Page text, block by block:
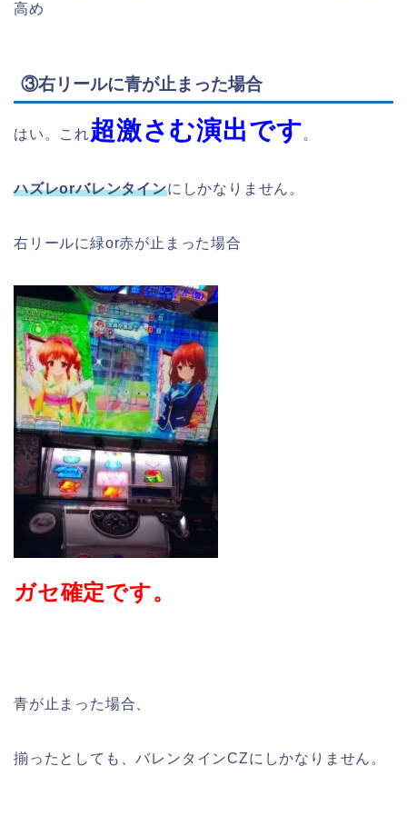
高め
③右リールに青が止まった場合
はい。これ超激さむ演出です。
ハズレorバレンタインにしかなりません。
右リールに緑or赤が止まった場合
ガセ確定です。
青が止まった場合、
揃ったとしても、バレンタインCZにしかなりません。